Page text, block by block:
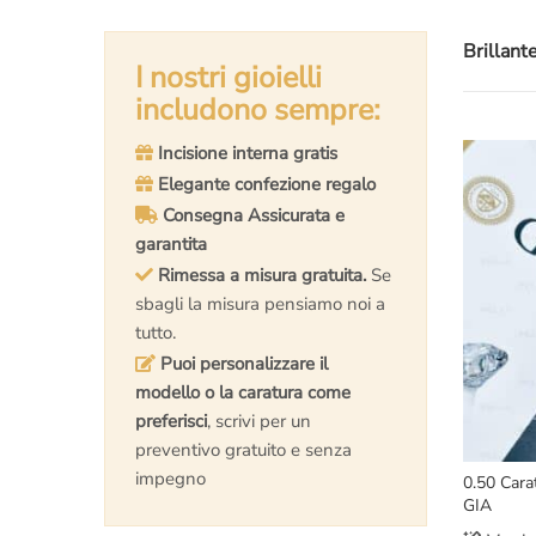
0.50
GIA
I nostri gioielli
includono sempre:
Incisione interna gratis
Elegante confezione regalo
Consegna Assicurata e
garantita
Rimessa a misura gratuita. Se
sbagli la misura pensiamo noi a
tutto.
Puoi personalizzare il
modello o la caratura come
preferisci, scrivi per un
preventivo gratuito e senza
impegno